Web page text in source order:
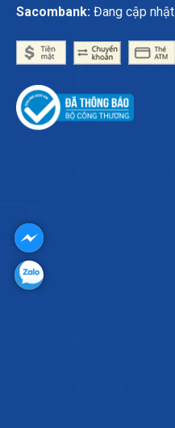
Sacombank:Đang cập nhật